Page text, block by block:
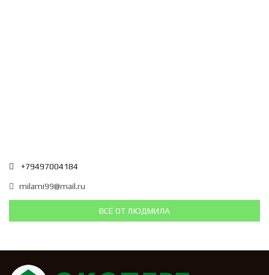
+79497004184
milami99@mail.ru
ВСЁ ОТ ЛЮДМИЛА